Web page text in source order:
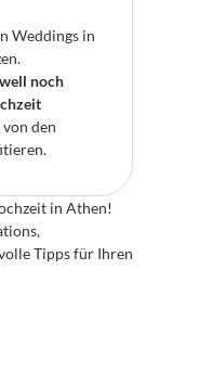
Weddings in
noch
in Athen!
Tipps für Ihren